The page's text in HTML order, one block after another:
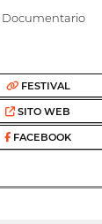
Documentario
FESTIVAL
SITO WEB
FACEBOOK